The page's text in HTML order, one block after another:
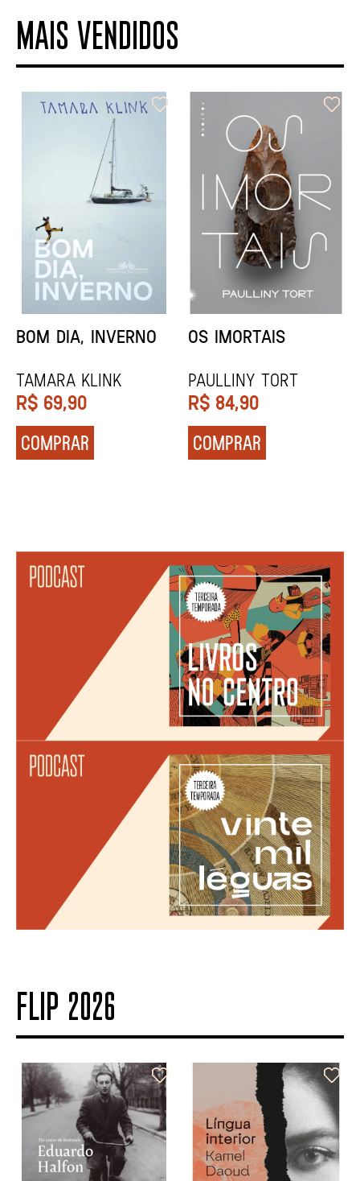
MAIS VENDIDOS
ORIXÁS
REGINALDO PRANDI
R$ 79,90
COMPRAR
ORAÇÃO PARA
Socorro Acioli
R$ 74,90
COMPRAR
FLIP 2026